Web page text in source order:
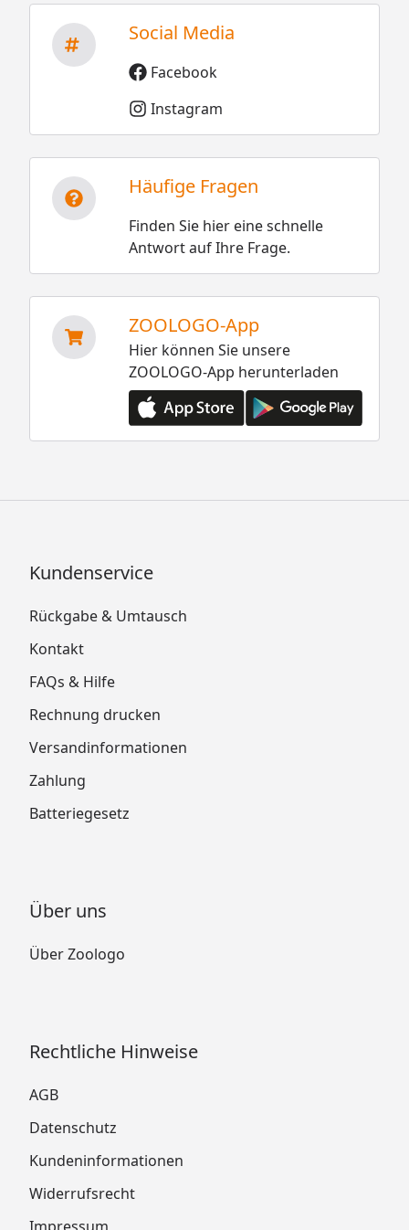
Social Media
Facebook
Instagram
Häufige Fragen
Finden Sie hier eine schnelle
Antwort auf Ihre Frage.
ZOOLOGO-App
Hier können Sie unsere
ZOOLOGO-App herunterladen
Kundenservice
Rückgabe & Umtausch
Kontakt
FAQs & Hilfe
Rechnung drucken
Versandinformationen
Zahlung
Batteriegesetz
Über uns
Über Zoologo
Rechtliche Hinweise
AGB
Datenschutz
Kundeninformationen
Widerrufsrecht